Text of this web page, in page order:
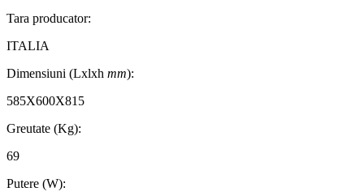
Tara producator:
ITALIA
Dimensiuni (Lxlxh mm):
585X600X815
Greutate (Kg):
69
Putere (W):